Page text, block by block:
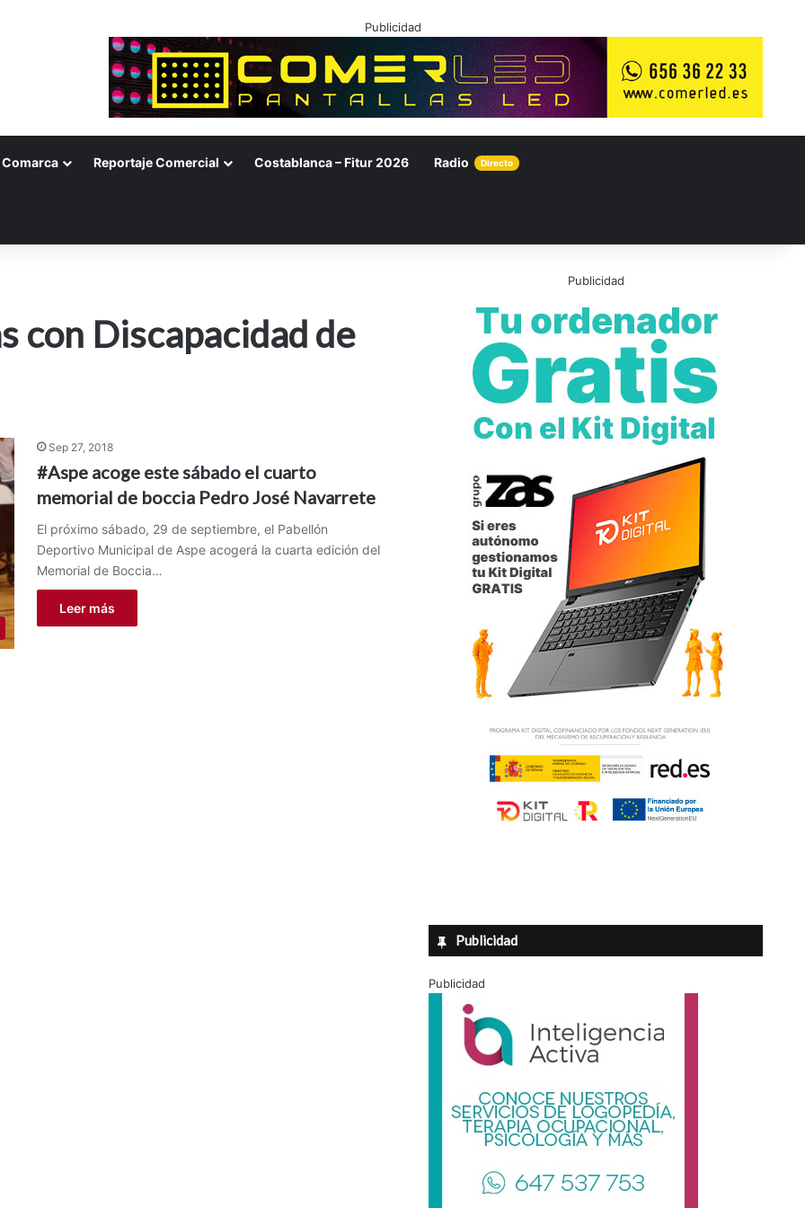
Publicidad
Comarca Reportaje Comercial Costablanca – Fitur 2026 Radio Directo
con Discapacidad de
Sep 27, 2018
#Aspe acoge este sábado el cuarto
memorial de boccia Pedro José Navarrete
El próximo sábado, 29 de septiembre, el Pabellón
Deportivo Municipal de Aspe acogerá la cuarta edición del
Memorial de Boccia…
Leer más
Publicidad
Publicidad
Publicidad